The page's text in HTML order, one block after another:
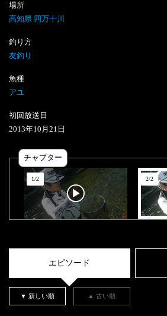
場所
高知県 四万十川
釣り方
友釣り
魚種
アユ
初回放送日
2013年10 月 21 日
チャプター
1/2 2/2
エピソード
▼ 新しい順 ▲ 古い順